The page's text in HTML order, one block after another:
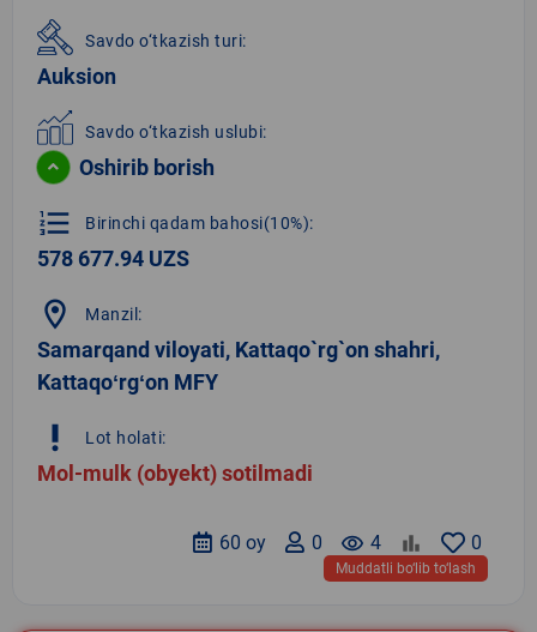
Savdo o‘tkazish turi:
Auksion
Savdo o‘tkazish uslubi:
Oshirib borish
format_list_numbered Birinchi qadam bahosi(10%):
578 677.94 UZS
location_on Manzil:
Samarqand viloyati, Kattaqo`rg`on shahri,
Kattaqoʻrgʻon MFY
priority_high Lot holati:
Mol-mulk (obyekt) sotilmadi
0
remove_red_eye 4
0
60 oy
Muddatli bo‘lib to‘lash